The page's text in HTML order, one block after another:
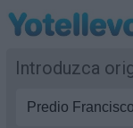
Introduzca